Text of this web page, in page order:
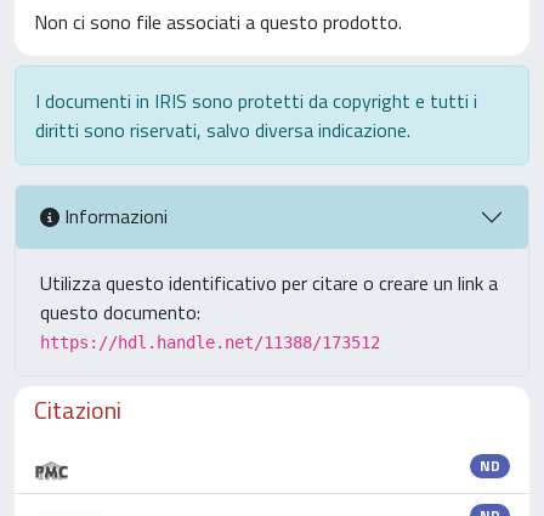
Non ci sono file associati a questo prodotto.
I documenti in IRIS sono protetti da copyright e tutti i
diritti sono riservati, salvo diversa indicazione.
Informazioni
Utilizza questo identificativo per citare o creare un link a
questo documento:
https://hdl.handle.net/11388/173512
Citazioni
ND